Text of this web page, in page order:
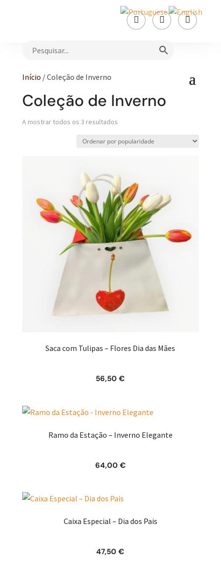
  
Início / Coleção de Inverno
Coleção de Inverno
A mostrar todos os 3 resultadosOrdenado
popularidade
Saca com Tulipas – Flores Dia das Mães
56,50€
Ramo da Estação – Inverno Elegante
64,00 €
Caixa Especial – Dia dos Pais
47,50€